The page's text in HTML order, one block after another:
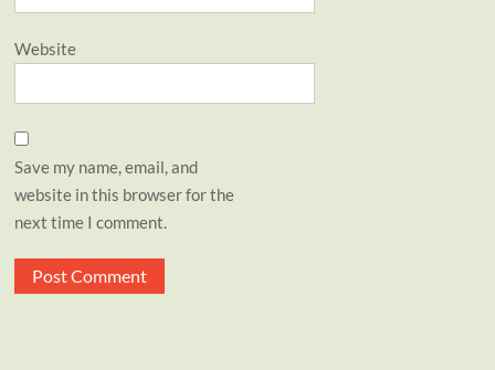
Website
Save my name, email, and
website in this browser for the
next time I comment.